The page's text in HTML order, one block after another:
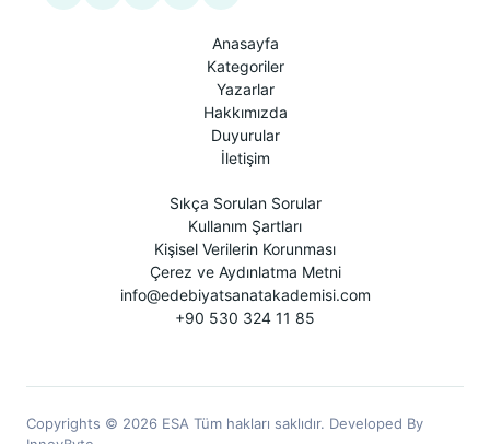
Anasayfa
Kategoriler
Yazarlar
Hakkımızda
Duyurular
İletişim
Sıkça Sorulan Sorular
Kullanım Şartları
Kişisel Verilerin Korunması
Çerez ve Aydınlatma Metni
info@edebiyatsanatakademisi.com
+90 530 324 11 85
Copyrights © 2026 ESA Tüm hakları saklıdır. Developed By